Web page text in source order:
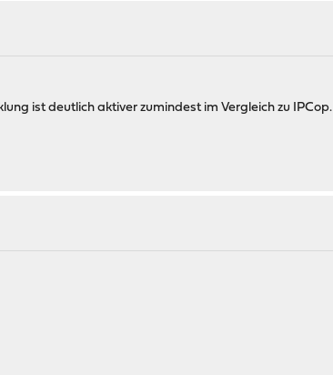
ist deutlich aktiver zumindest im Vergleich zu IPCop.